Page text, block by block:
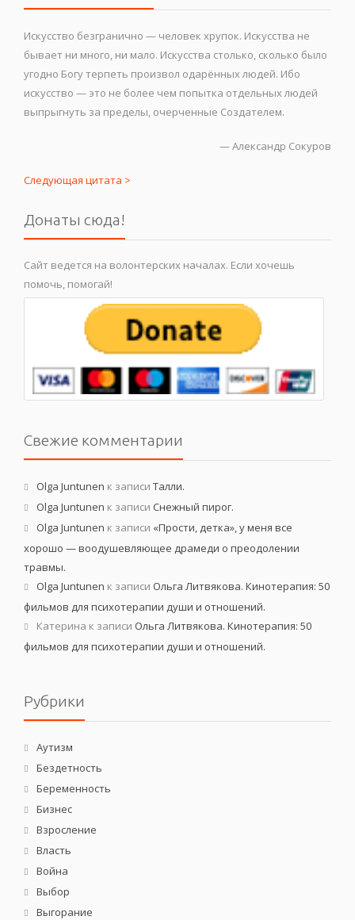
Искусство безгранично — человек хрупок. Искусства не
бывает ни много, ни мало. Искусства столько, сколько было
угодно Богу терпеть произвол одарённых людей. Ибо
искусство — это не более чем попытка отдельных людей
выпрыгнуть за пределы, очерченные Создателем.
—Александр Сокуров
Следующая цитата >
Донаты сюда!
Сайт ведется на волонтерских началах. Если хочешь
помочь, помогай!
Свежие комментарии
Olga Juntunen к записи Талли.
Olga Juntunen к записи Снежный пирог.
Olga Juntunen к записи «Прости, детка», у меня все
хорошо — воодушевляющее драмеди о преодолении
травмы.
Olga Juntunen к записи Ольга Литвякова. Кинотерапия: 50
фильмов для психотерапии души и отношений.
Катерина к записи Ольга Литвякова. Кинотерапия: 50
фильмов для психотерапии души и отношений.
Рубрики
Аутизм
Бездетность
Беременность
Бизнес
Взросление
Власть
Война
Выбор
Выгорание